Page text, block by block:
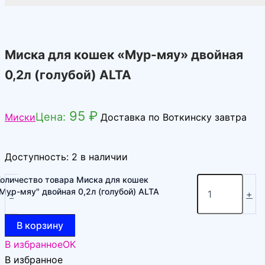
Миска для кошек «Мур-мяу» двойная
0,2л (голубой) ALTA
МискиЦена: 95 ₽ Доставка по Воткинску завтра
Доступность: 2 в наличии
-
товара Миска для кошек
мяу" двойная 0,2л (голубой) ALTA
+
В корзину
В избранноеOK
В избранное